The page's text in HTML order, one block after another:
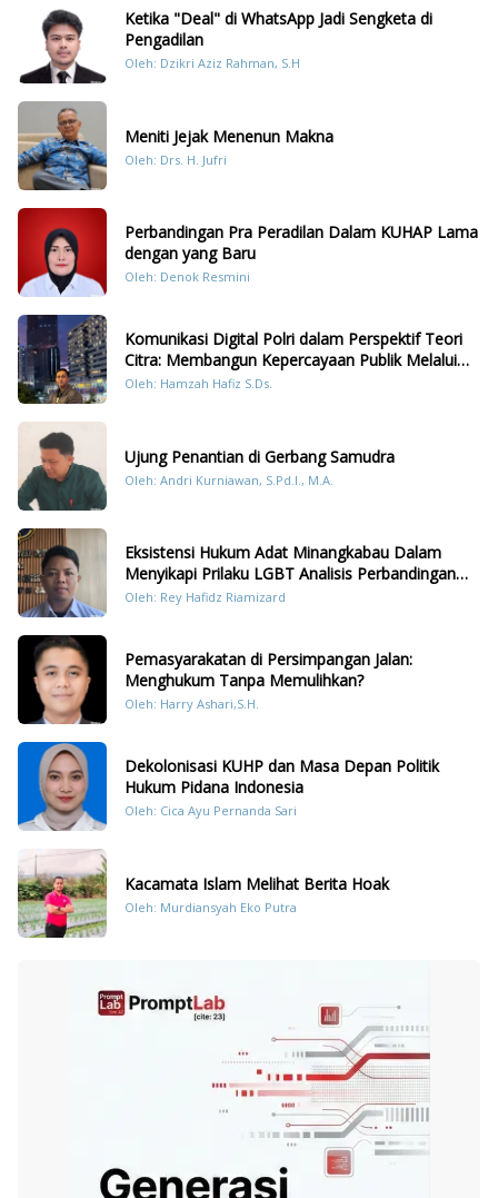
Ketika "Deal" di WhatsApp Jadi Sengketa di
Pengadilan
Oleh: Dzikri Aziz Rahman, S.H
Meniti Jejak Menenun Makna
Oleh: Drs. H. Jufri
Perbandingan Pra Peradilan Dalam KUHAP Lama
dengan yang Baru
Oleh: Denok Resmini
Komunikasi Digital Polri dalam Perspektif Teori
Citra: Membangun Kepercayaan Publik Melalui
Konten Humanis Kesiapsiagaan Bencana di
Oleh: Hamzah Hafiz S.Ds.
Ujung Penantian di Gerbang Samudra
Oleh: Andri Kurniawan, S.Pd.I., M.A.
Eksistensi Hukum Adat Minangkabau Dalam
Menyikapi Prilaku LGBT Analisis Perbandingan
Dengan Hukum Pidana
Oleh: Rey Hafidz Riamizard
Pemasyarakatan di Persimpangan Jalan:
Menghukum Tanpa Memulihkan?
Oleh: Harry Ashari,S.H.
Dekolonisasi KUHP dan Masa Depan Politik
Hukum Pidana Indonesia
Oleh: Cica Ayu Pernanda Sari
Kacamata Islam Melihat Berita Hoak
Oleh: Murdiansyah Eko Putra